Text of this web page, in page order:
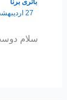
باتری برنا
27 اردیبهشت 1399 در 11:10 ق.ظ
سلام